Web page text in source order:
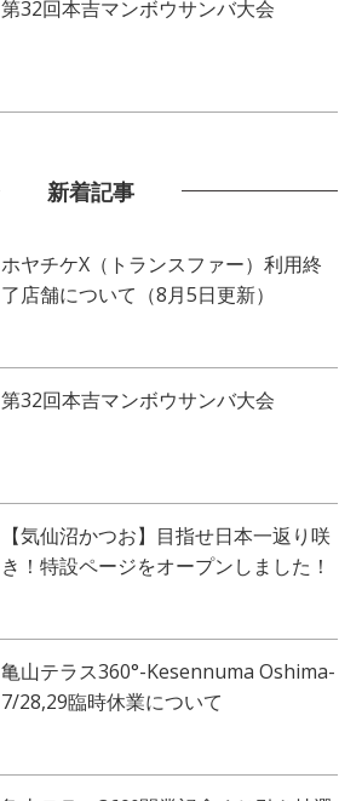
第32回本吉マンボウサンバ大会
新着記事
ホヤチケX（トランスファー）利用終
了店舗について（8月5日更新）
第32回本吉マンボウサンバ大会
【気仙沼かつお】目指せ日本一返り咲
き！特設ページをオープンしました！
亀山テラス360°-Kesennuma Oshima-
7/28,29臨時休業について